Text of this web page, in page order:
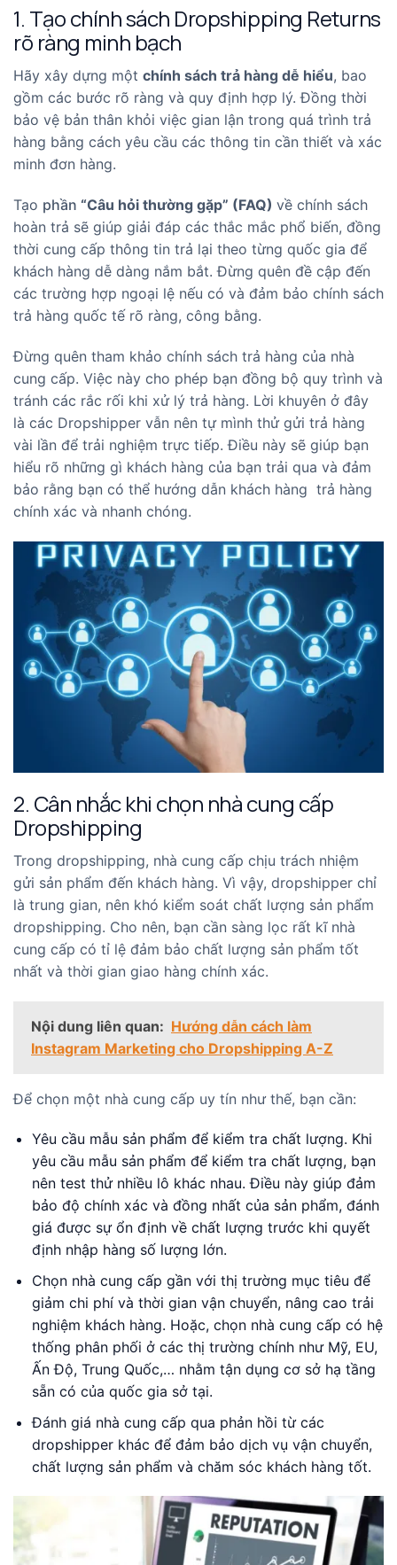
1. Tạo chính sách Dropshipping Returns
rõ ràng minh bạch
Hãy xây dựng một chính sách trả hàng dễ hiểu, bao
gồm các bước rõ ràng và quy định hợp lý. Đồng thời
bảo vệ bản thân khỏi việc gian lận trong quá trình trả
hàng bằng cách yêu cầu các thông tin cần thiết và xác
minh đơn hàng.
Tạo phần “Câu hỏi thường gặp” (FAQ) về chính sách
hoàn trả sẽ giúp giải đáp các thắc mắc phổ biến, đồng
thời cung cấp thông tin trả lại theo từng quốc gia để
khách hàng dễ dàng nắm bắt. Đừng quên đề cập đến
các trường hợp ngoại lệ nếu có và đảm bảo chính sách
trả hàng quốc tế rõ ràng, công bằng.
Đừng quên tham khảo chính sách trả hàng của nhà
cung cấp. Việc này cho phép bạn đồng bộ quy trình và
tránh các rắc rối khi xử lý trả hàng. Lời khuyên ở đây
là các Dropshipper vẫn nên tự mình thử gửi trả hàng
vài lần để trải nghiệm trực tiếp. Điều này sẽ giúp bạn
hiểu rõ những gì khách hàng của bạn trải qua và đảm
bảo rằng bạn có thể hướng dẫn khách hàng trả hàng
chính xác và nhanh chóng.
2. Cân nhắc khi chọn nhà cung cấp
Dropshipping
Trong dropshipping, nhà cung cấp chịu trách nhiệm
gửi sản phẩm đến khách hàng. Vì vậy, dropshipper chỉ
là trung gian, nên khó kiểm soát chất lượng sản phẩm
dropshipping. Cho nên, bạn cần sàng lọc rất kĩ nhà
cung cấp có tỉ lệ đảm bảo chất lượng sản phẩm tốt
nhất và thời gian giao hàng chính xác.
Nội dung liên quan: Hướng dẫn cách làm
Instagram Marketing cho Dropshipping A-Z
Để chọn một nhà cung cấp uy tín như thế, bạn cần:
Yêu cầu mẫu sản phẩm để kiểm tra chất lượng. Khi
yêu cầu mẫu sản phẩm để kiểm tra chất lượng, bạn
nên test thử nhiều lô khác nhau. Điều này giúp đảm
bảo độ chính xác và đồng nhất của sản phẩm, đánh
giá được sự ổn định về chất lượng trước khi quyết
định nhập hàng số lượng lớn.
Chọn nhà cung cấp gần với thị trường mục tiêu để
giảm chi phí và thời gian vận chuyển, nâng cao trải
nghiệm khách hàng. Hoặc, chọn nhà cung cấp có hệ
thống phân phối ở các thị trường chính như Mỹ, EU,
Ấn Độ, Trung Quốc,… nhằm tận dụng cơ sở hạ tầng
sẵn có của quốc gia sở tại.
Đánh giá nhà cung cấp qua phản hồi từ các
dropshipper khác để đảm bảo dịch vụ vận chuyển,
chất lượng sản phẩm và chăm sóc khách hàng tốt.